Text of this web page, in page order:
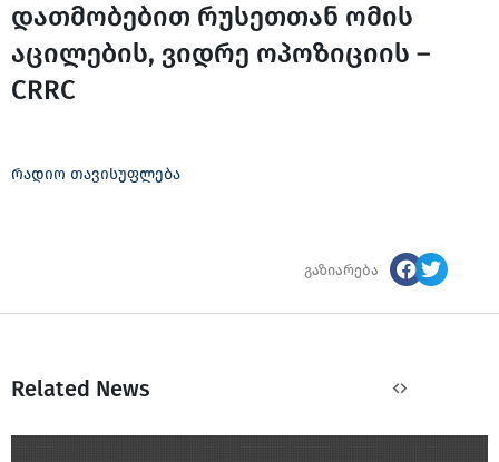
დათმობებით რუსეთთან ომის
აცილების, ვიდრე ოპოზიციის –
CRRC
რადიო თავისუფლება
გაზიარება
Related News